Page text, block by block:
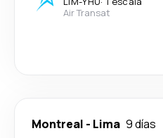
Air Transat
Montreal - Lima 9 días